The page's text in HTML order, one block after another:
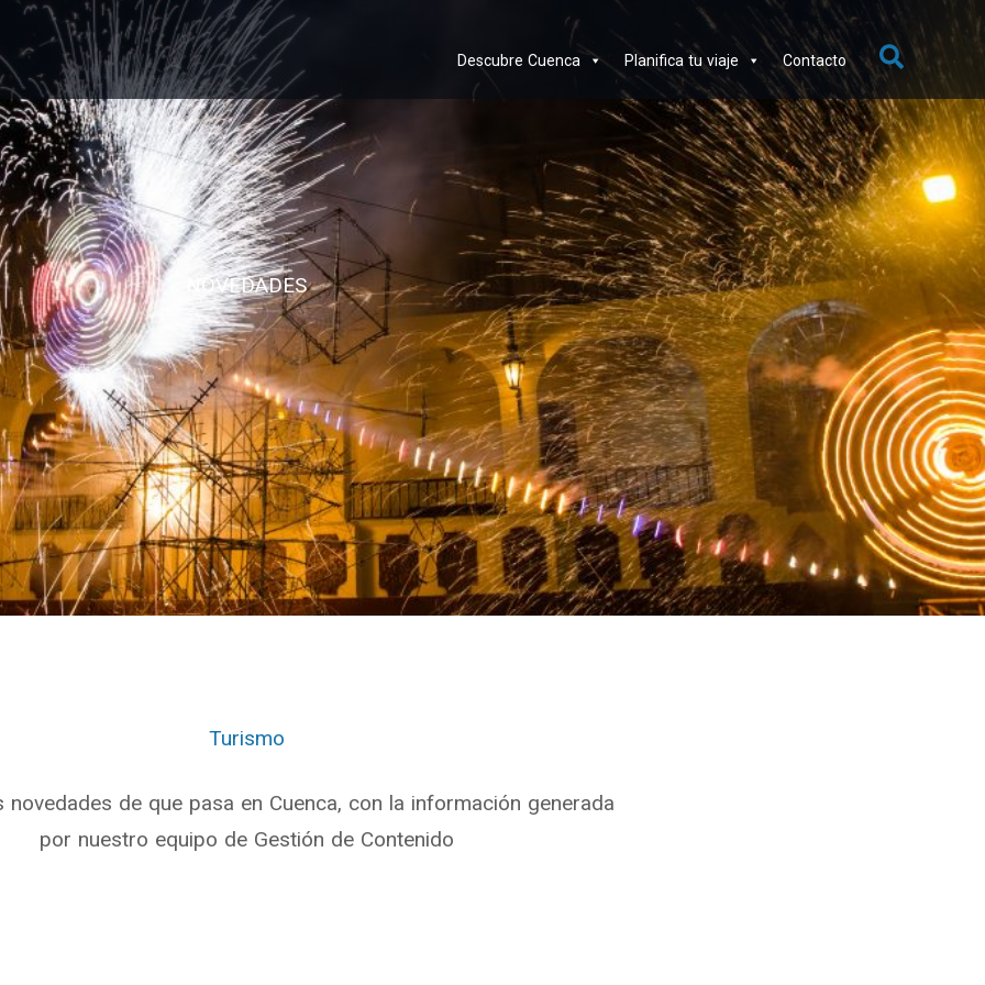
Descubre Cuenca Planifica tu viaje Contacto
NOVEDADES
Turismo
novedades de que pasa en Cuenca, con la información generada
por nuestro equipo de Gestión de Contenido